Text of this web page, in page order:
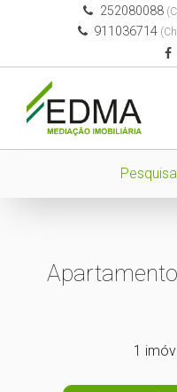
252080088
911036714
1